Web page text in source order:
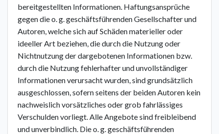
bereitgestellten Informationen. Haftungsansprüche
gegen die o. g. geschäftsführenden Gesellschafter und
Autoren, welche sich auf Schäden materieller oder
ideeller Art beziehen, die durch die Nutzung oder
Nichtnutzung der dargebotenen Informationen bzw.
durch die Nutzung fehlerhafter und unvollständiger
Informationen verursacht wurden, sind grundsätzlich
ausgeschlossen, sofern seitens der beiden Autoren kein
nachweislich vorsätzliches oder grob fahrlässiges
Verschulden vorliegt. Alle Angebote sind freibleibend
und unverbindlich. Die o. g. geschäftsführenden